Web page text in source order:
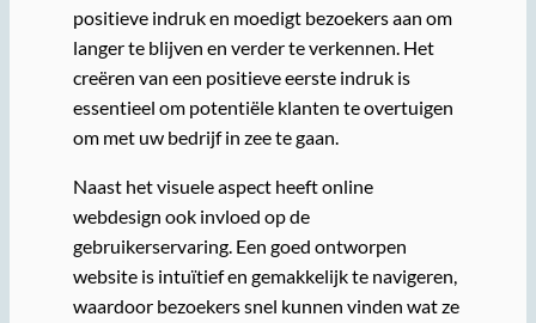
positieve indruk en moedigt bezoekers aan om
langer te blijven en verder te verkennen. Het
creëren van een positieve eerste indruk is
essentieel om potentiële klanten te overtuigen
om met uw bedrijf in zee te gaan.
Naast het visuele aspect heeft online
webdesign ook invloed op de
gebruikerservaring. Een goed ontworpen
website is intuïtief en gemakkelijk te navigeren,
waardoor bezoekers snel kunnen vinden wat ze